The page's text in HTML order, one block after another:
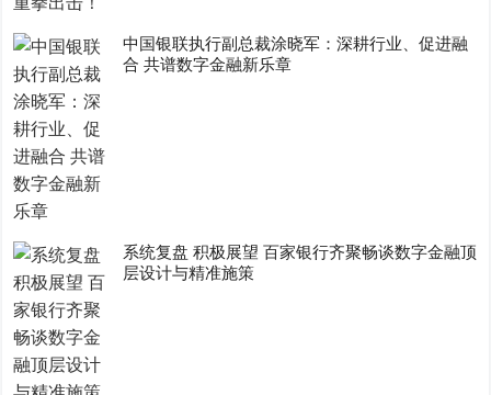
中国银联执行副总裁涂晓军：深耕行业、促进融
合 共谱数字金融新乐章
系统复盘 积极展望 百家银行齐聚畅谈数字金融顶
层设计与精准施策